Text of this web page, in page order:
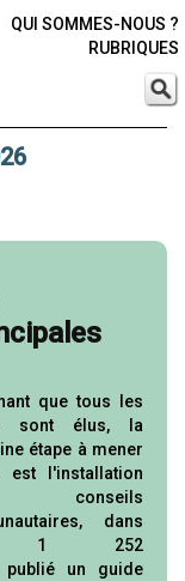
QUI SOMMES-NOUS ?
RUBRIQUES
que tous les
sont élus, la
étape à mener
est l'installation
conseils
dans
1 252
publié un guide